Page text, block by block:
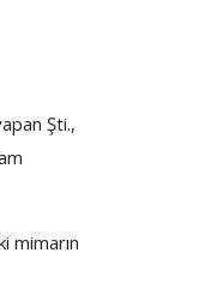
Şti.,
mimarın